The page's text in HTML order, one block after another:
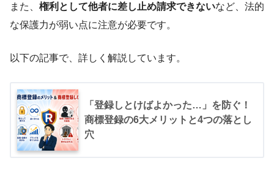
また、 権利として他者に差し止め請求できないなど、法的
な保護力が弱い点に注意が必要です。
以下の記事で、詳しく解説しています。
「登録しとけばよかった…」を防ぐ！
商標登録の6大メリットと4つの落とし
穴